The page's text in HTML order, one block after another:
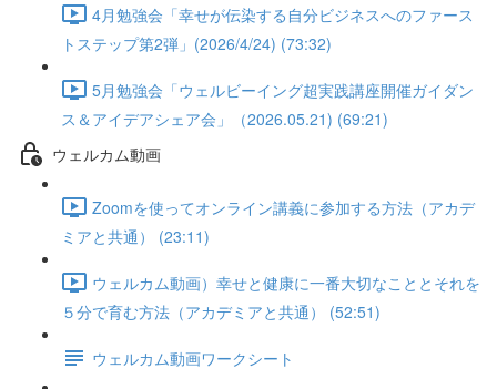
4月勉強会「幸せが伝染する自分ビジネスへのファース
トステップ第2弾」(2026/4/24) (73:32)
5月勉強会「ウェルビーイング超実践講座開催ガイダン
ス＆アイデアシェア会」（2026.05.21) (69:21)
ウェルカム動画
Zoomを使ってオンライン講義に参加する方法（アカデ
ミアと共通） (23:11)
ウェルカム動画）幸せと健康に一番大切なこととそれを
５分で育む方法（アカデミアと共通） (52:51)
ウェルカム動画ワークシート